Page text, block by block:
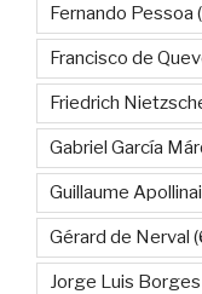
Fernando Pessoa
Francisco de
Friedrich
Gabriel García
Guillaume
Gérard de Nerval
Jorge Luis Borges